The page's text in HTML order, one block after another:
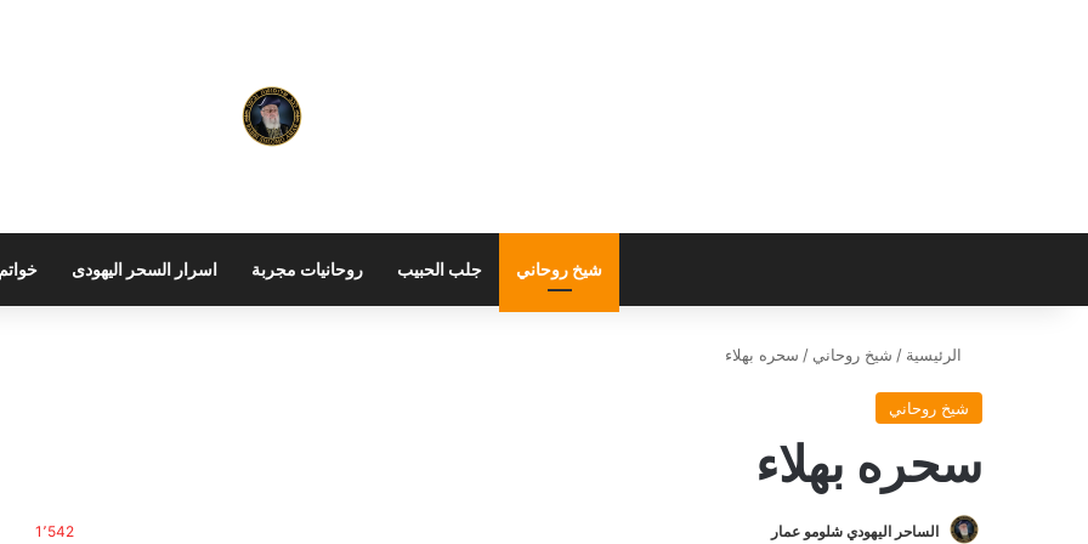
شيخ روحاني جلب الحبيب روحانيات مجربة اسرار السحر اليهودى
الرئيسية / شيخ روحاني / سحره بهلاء
شيخ روحاني
سحره بهلاء
الساحر اليهودي شلومو عمار 1٬542